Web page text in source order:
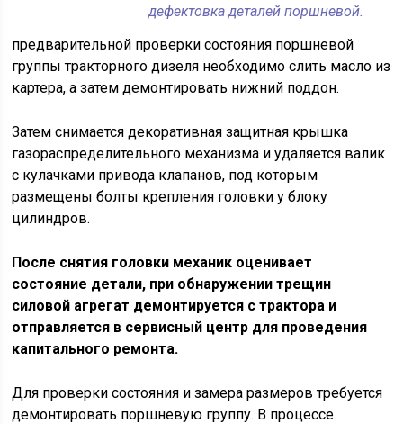
дефектовка деталей поршневой.
предварительной проверки состояния поршневой
группы тракторного дизеля необходимо слить масло из
картера, а затем демонтировать нижний поддон.
Затем снимается декоративная защитная крышка
газораспределительного механизма и удаляется валик
с кулачками привода клапанов, под которым
размещены болты крепления головки у блоку
цилиндров.
После снятия головки механик оценивает
состояние детали, при обнаружении трещин
силовой агрегат демонтируется с трактора и
отправляется в сервисный центр для проведения
капитального ремонта.
Для проверки состояния и замера размеров требуется
демонтировать поршневую группу. В процессе